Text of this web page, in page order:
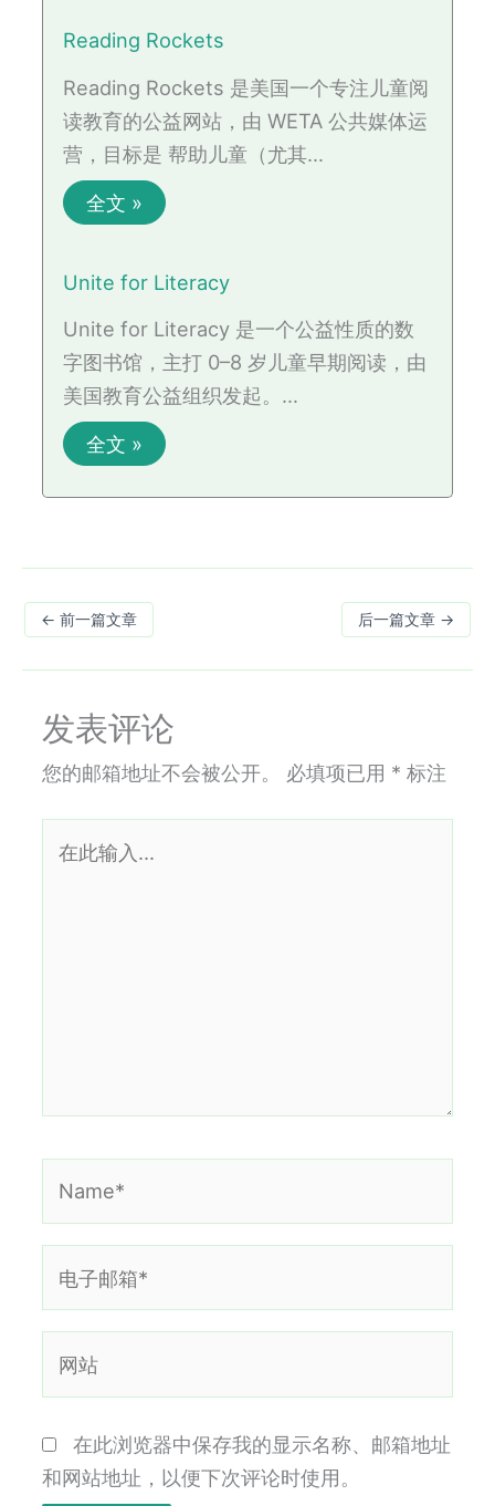
Reading Rockets
Reading Rockets 是美国一个专注儿童阅
读教育的公益网站，由 WETA 公共媒体运
营，目标是 帮助儿童（尤其…
全文 »
Unite for Literacy
Unite for Literacy 是一个公益性质的数
字图书馆，主打 0–8 岁儿童早期阅读，由
美国教育公益组织发起。…
全文 »
← 前一篇文章 后一篇文章 →
发表评论
您的邮箱地址不会被公开。 必填项已用 * 标注
邮
箱
*
站
在此浏览器中保存我的显示名称、邮箱地址
和网站地址，以便下次评论时使用。